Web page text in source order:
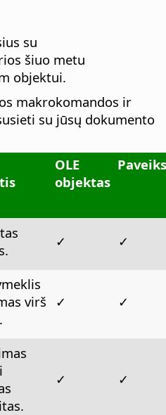
su
šiuo metu
objektui.
makrokomandos ir
su jūsų dokumento
OLE
objektas
✓ ✓
virš
✓ ✓
✓ ✓